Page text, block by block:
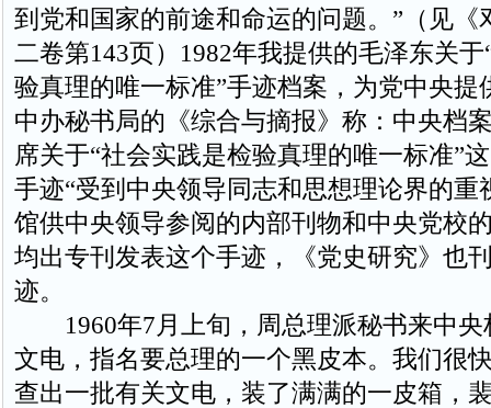
到党和国家的前途和命运的问题。”（见《
二卷第143页）1982年我提供的毛泽东关
验真理的唯一标准”手迹档案，为党中央提
中办秘书局的《综合与摘报》称：中央档
席关于“社会实践是检验真理的唯一标准”
手迹“受到中央领导同志和思想理论界的重
馆供中央领导参阅的内部刊物和中央党校
均出专刊发表这个手迹，《党史研究》也
迹。
1960年7月上旬，周总理派秘书来中央
文电，指名要总理的一个黑皮本。我们很
查出一批有关文电，装了满满的一皮箱，